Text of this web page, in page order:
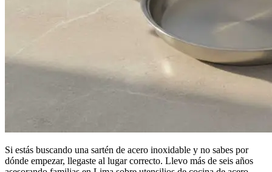
Si estás buscando una sartén de acero inoxidable y no sabes por
dónde empezar, llegaste al lugar correcto. Llevo más de seis años